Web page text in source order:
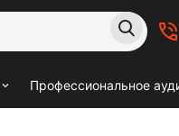
Профессиональное